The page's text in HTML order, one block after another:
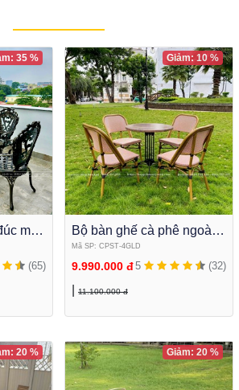
mặt
(65)
35 %
Bộ bàn ghế cà phê ngoài
trời Bàn tròn kết hợp ghế
lưới textilene cao cấp
Mã SP: CPST-4GLD
5 (32)
9.990.000 đ
11.100.000 đ
Giảm: 10 %
20 % Giảm: 20 %